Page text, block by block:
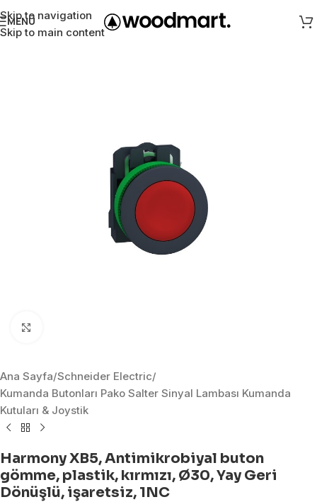
Skip to navigation
Skip to main content
MENÜ
Ana Sayfa/Schneider Electric/
Kumanda Butonları Pako Salter Sinyal Lambası Kumanda
Kutuları & Joystik
Harmony XB5, Antimikrobiyal buton
gömme, plastik, kırmızı, Ø30, Yay Geri
Dönüşlü, işaretsiz, 1NC